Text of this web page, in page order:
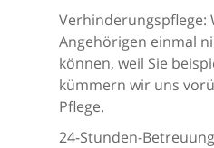
Verhinderungspflege:
Angehörigen einmal
können, weil Sie
kümmern wir uns
Pflege.
24-Stunden-